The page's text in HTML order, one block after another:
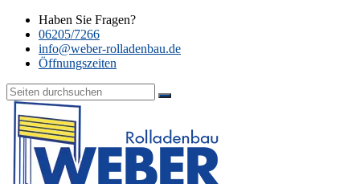
Haben Sie Fragen?
06205/7266
info@weber-rolladenbau.de
Öffnungszeiten